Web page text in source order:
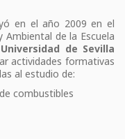
en el año 2009 en el
de la Escuela
Universidad de Sevilla
actividades formativas
al estudio de:
combustibles